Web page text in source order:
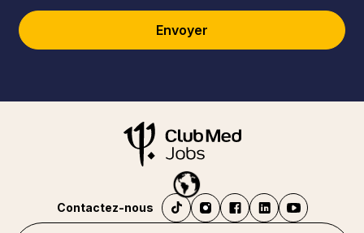
Envoyer
Contactez-nous